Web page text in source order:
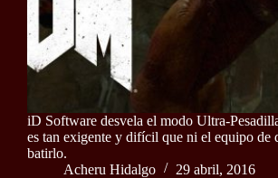
iD Software desvela el modo Ultra-
es tan exigente y difícil que ni el equipo de
batirlo.
Acheru Hidalgo
29 abril, 2016